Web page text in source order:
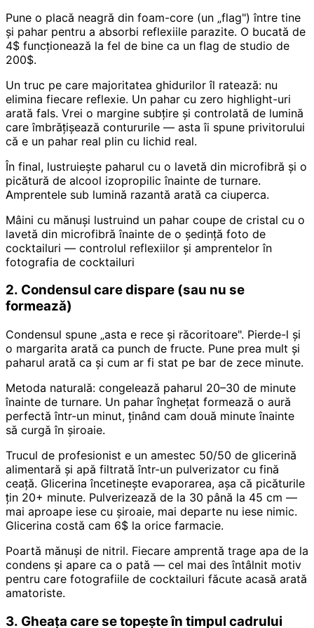
Pune o placă neagră din foam-core (un „flag") între tine
și pahar pentru a absorbi reflexiile parazite. O bucată de
4$ funcționează la fel de bine ca un flag de studio de
200$.
Un truc pe care majoritatea ghidurilor îl ratează: nu
elimina fiecare reflexie. Un pahar cu zero highlight-uri
arată fals. Vrei o margine subțire și controlată de lumină
care îmbrățișează contururile — asta îi spune privitorului
că e un pahar real plin cu lichid real.
În final, lustruiește paharul cu o lavetă din microfibră și o
picătură de alcool izopropilic înainte de turnare.
Amprentele sub lumină razantă arată ca ciuperca.
Mâini cu mănuși lustruind un pahar coupe de cristal cu o
lavetă din microfibră înainte de o ședință foto de
cocktailuri — controlul reflexiilor și amprentelor în
fotografia de cocktailuri
2. Condensul care dispare (sau nu se
formează)
Condensul spune „asta e rece și răcoritoare". Pierde-l și
o margarita arată ca punch de fructe. Pune prea mult și
paharul arată ca și cum ar fi stat pe bar de zece minute.
Metoda naturală: congelează paharul 20–30 de minute
înainte de turnare. Un pahar înghețat formează o aură
perfectă într-un minut, ținând cam două minute înainte
să curgă în șiroaie.
Trucul de profesionist e un amestec 50/50 de glicerină
alimentară și apă filtrată într-un pulverizator cu fină
ceață. Glicerina încetinește evaporarea, așa că picăturile
țin 20+ minute. Pulverizează de la 30 până la 45 cm —
mai aproape iese cu șiroaie, mai departe nu iese nimic.
Glicerina costă cam 6$ la orice farmacie.
Poartă mănuși de nitril. Fiecare amprentă trage apa de la
condens și apare ca o pată — cel mai des întâlnit motiv
pentru care fotografiile de cocktailuri făcute acasă arată
amatoriste.
3. Gheața care se topește în timpul cadrului